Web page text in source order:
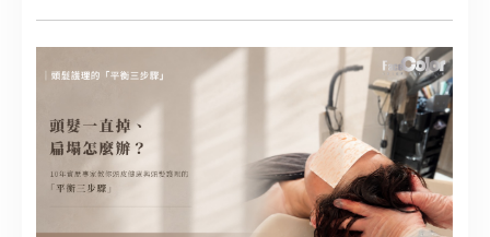
論，做好頭皮隔離才是重點！